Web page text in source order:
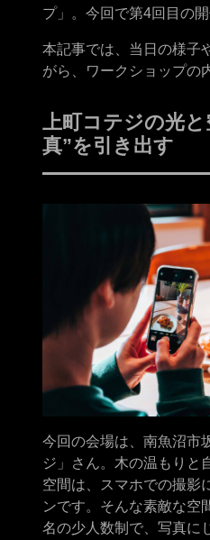
プ」。今回で第4回目の開
本記事では、当日の様子
がら、ワークショップの
上町コテジの光
真”を引き出す
今回の会場は、南魚沼市
ジ」さん。木の温もりと
空間は、スマホでの撮影
ンです。そんな素敵な空
名の少人数制で、写真に